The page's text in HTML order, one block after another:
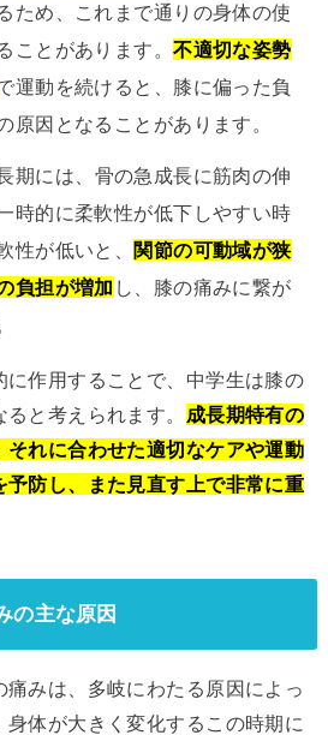
ため、これまで通りの身体の使
ことがあります。不適切な姿勢
運動を続けると、膝に偏った負
原因となることがあります。
期には、骨の急成長に筋肉の伸
時的に柔軟性が低下しやすい時
性が低いと、 関節の可動域が狭
負担が増加 し、膝の痛みに繋が
に作用することで、中学生は膝の
と考えられます。 成長期特有の
それに合わせた適切なケアや運動
予防し、また見直す上で非常に重
の主な原因
痛みは、多岐にわたる原因によっ
身体が大きく変化するこの時期に